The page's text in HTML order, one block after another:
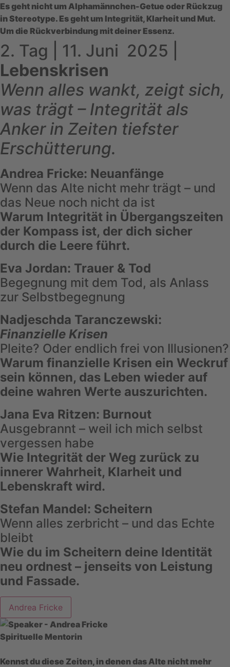
Es geht nicht um Alphamännchen-Getue oder Rückzug
in Stereotype. Es geht um Integrität, Klarheit und Mut.
Um die Rückverbindung mit deiner Essenz.
2. Tag | 11. Juni 2025 |
Lebenskrisen
Wenn alles wankt, zeigt sich,
was trägt – Integrität als
Anker in Zeiten tiefster
Erschütterung.
Andrea Fricke: Neuanfänge
Wenn das Alte nicht mehr trägt – und
das Neue noch nicht da ist
Warum Integrität in Übergangszeiten
der Kompass ist, der dich sicher
durch die Leere führt.
Eva Jordan: Trauer & Tod
Begegnung mit dem Tod, als Anlass
zur Selbstbegegnung
Nadjeschda Taranczewski:
Finanzielle Krisen
Pleite? Oder endlich frei von Illusionen?
Warum finanzielle Krisen ein Weckruf
sein können, das Leben wieder auf
deine wahren Werte auszurichten.
Jana Eva Ritzen: Burnout
Ausgebrannt – weil ich mich selbst
vergessen habe
Wie Integrität der Weg zurück zu
innerer Wahrheit, Klarheit und
Lebenskraft wird.
Stefan Mandel: Scheitern
Wenn alles zerbricht – und das Echte
bleibt
Wie du im Scheitern deine Identität
neu ordnest – jenseits von Leistung
und Fassade.
Andrea Fricke
Spirituelle Mentorin
Kennst du diese Zeiten, in denen das Alte nicht mehr